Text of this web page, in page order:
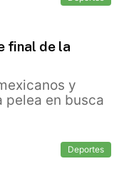
final de la
y
pelea en busca
Deportes